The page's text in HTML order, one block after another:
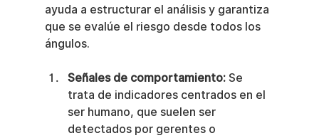
ayuda a estructurar el análisis y garantiza
que se evalúe el riesgo desde todos los
ángulos.
Señales de comportamiento: Se
trata de indicadores centrados en el
ser humano, que suelen ser
detectados por gerentes o